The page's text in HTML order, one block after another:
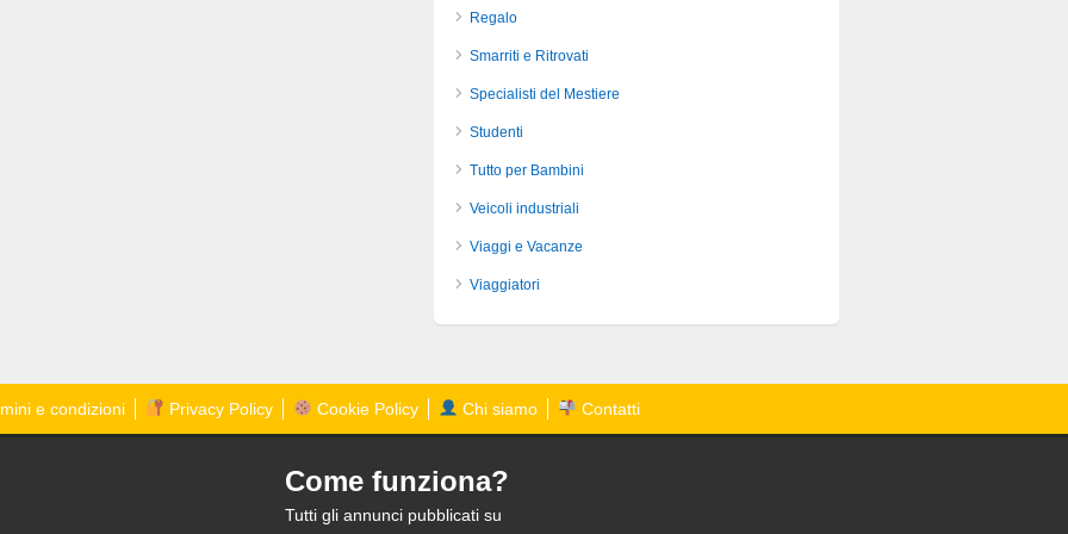
Regalo
Smarriti e Ritrovati
Specialisti del Mestiere
Studenti
Tutto per Bambini
Veicoli industriali
Viaggi e Vacanze
Viaggiatori
e condizioni Privacy Policy Cookie Policy Chi siamo Contatti
Come funziona?
Tutti gli annunci pubblicati su